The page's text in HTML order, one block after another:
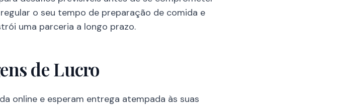
o seu tempo de preparação de comida e
uma parceria a longo prazo.
de Lucro
online e esperam entrega atempada às suas